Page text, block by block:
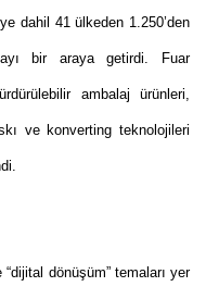
dahil 41 ülkeden 1.250’den
bir araya getirdi. Fuar
ambalaj ürünleri,
ve konverting teknolojileri
“dijital dönüşüm” temaları yer